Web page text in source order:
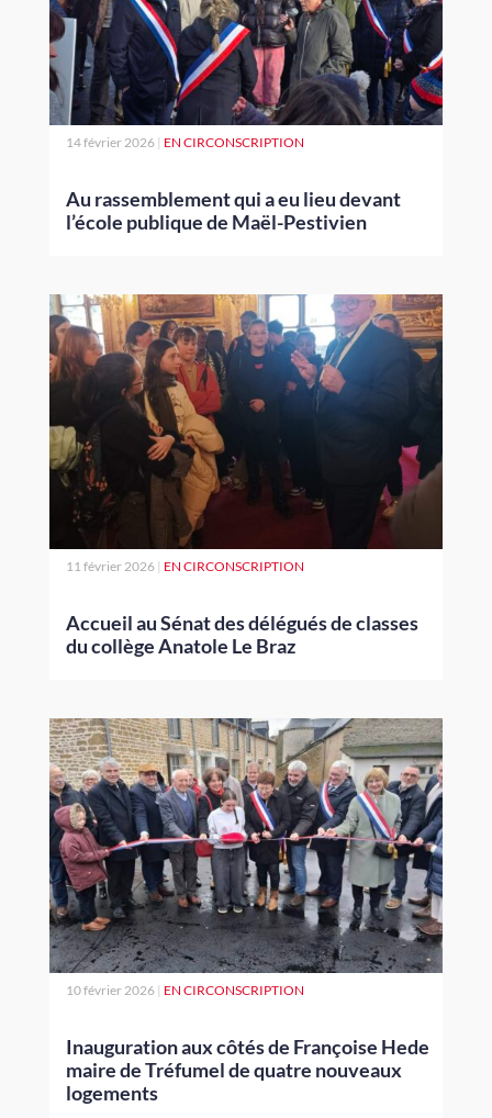
Au rassemblement qui a eu lieu devant
l’école publique de Maël-Pestivien
14 février 2026| EN CIRCONSCRIPTION
Accueil au Sénat des délégués de classes
du collège Anatole Le Braz
11 février 2026| EN CIRCONSCRIPTION
Inauguration aux côtés de Françoise Hede
maire de Tréfumel de quatre nouveaux
logements
10 février 2026| EN CIRCONSCRIPTION